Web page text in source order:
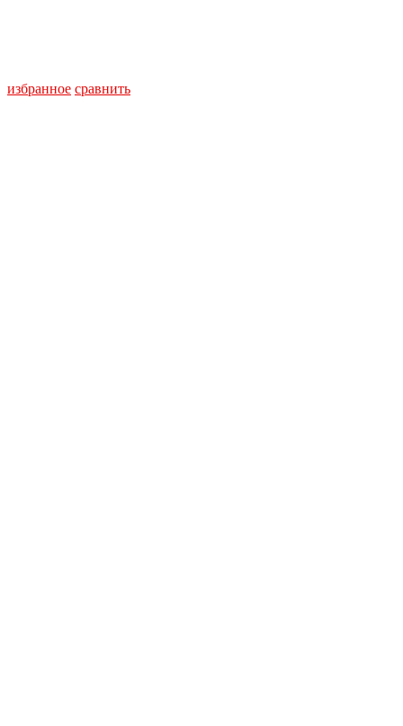
избранное сравнить